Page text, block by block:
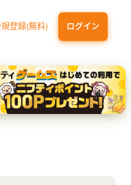
規登録(無料) ログイン
（NL）（家族カード発行）
プラス) セットプラン